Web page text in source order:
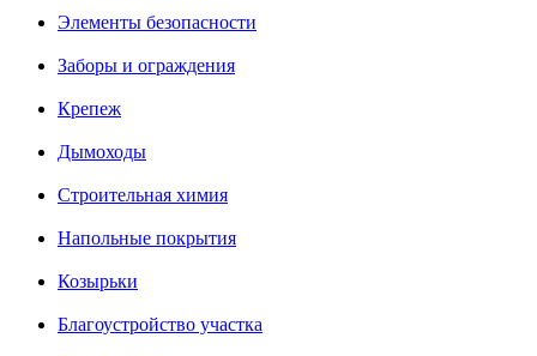
Элементы безопасности
Заборы и ограждения
Крепеж
Дымоходы
Строительная химия
Напольные покрытия
Козырьки
Благоустройство участка